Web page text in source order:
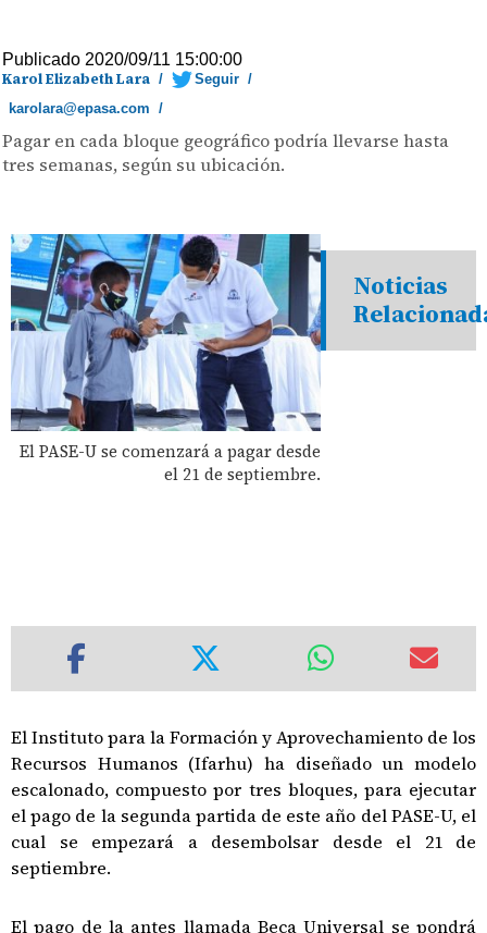
Publicado 2020/09/11 15:00:00
Karol Elizabeth Lara / Seguir /
karolara@epasa.com /
Pagar en cada bloque geográfico podría llevarse hasta
tres semanas, según su ubicación.
El PASE-U se comenzará a pagar desde
el 21 de septiembre.
Noticias
El Instituto para la Formación y Aprovechamiento de los
Recursos Humanos (Ifarhu) ha diseñado un modelo
escalonado, compuesto por tres bloques, para ejecutar
el pago de la segunda partida de este año del PASE-U, el
cual se empezará a desembolsar desde el 21 de
septiembre.
El pago de la antes llamada Beca Universal se pondrá